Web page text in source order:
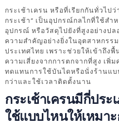
กระเช้าเครน หรือที่เรียกกันทั่วไปว่
กระเช้า” เป็นอุปกรณ์กลไกที่ใช้สำ
อุปกรณ์ หรือวัสดุไปยังที่สูงอย่างป
ความสำคัญอย่างยิ่งในอุตสาหกรร
ประเทศไทย เพราะช่วยให้เข้าถึง
ความเสี่ยงจากการตกจากที่สูง เพิ่
ทดแทนการใช้บันไดหรือนั่งร้านแ
กว่าและใช้เวลาติดตั้งนาน
กระเช้าเครนมีกี่ประ
ใช้แบบไหนให้เหมา